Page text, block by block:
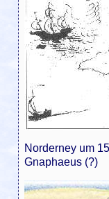
Norderney um
Gnaphaeus (?)